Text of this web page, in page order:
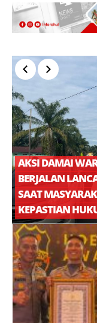
AKSI DAMAI
BERJALAN
SAAT
KEPASTIAN